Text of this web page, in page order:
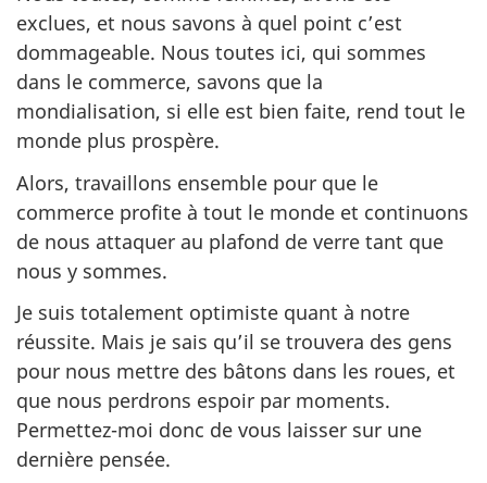
exclues, et nous savons à quel point c’est
dommageable. Nous toutes ici, qui sommes
dans le commerce, savons que la
mondialisation, si elle est bien faite, rend tout le
monde plus prospère.
Alors, travaillons ensemble pour que le
commerce profite à tout le monde et continuons
de nous attaquer au plafond de verre tant que
nous y sommes.
Je suis totalement optimiste quant à notre
réussite. Mais je sais qu’il se trouvera des gens
pour nous mettre des bâtons dans les roues, et
que nous perdrons espoir par moments.
Permettez-moi donc de vous laisser sur une
dernière pensée.